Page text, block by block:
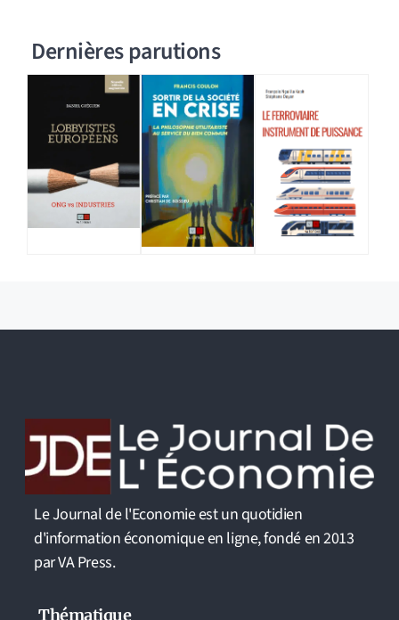
Dernières parutions
Le Journal de l'Economie est un quotidien
d'information économique en ligne, fondé en 2013
par VA Press.
Thématique